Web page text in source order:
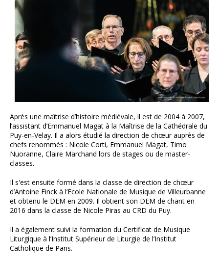
Après une maîtrise d’histoire médiévale, il est de 2004 à 2007,
l’assistant d’Emmanuel Magat à la Maîtrise de la Cathédrale du
Puy-en-Velay. Il a alors étudié la direction de chœur auprès de
chefs renommés : Nicole Corti, Emmanuel Magat, Timo
Nuoranne, Claire Marchand lors de stages ou de master-
classes.
Il s'est ensuite formé dans la classe de direction de chœur
d’Antoine Finck à l’Ecole Nationale de Musique de Villeurbanne
et obtenu le DEM en 2009. Il obtient son DEM de chant en
2016 dans la classe de Nicole Piras au CRD du Puy.
Il a également suivi la formation du Certificat de Musique
Liturgique à l’Institut Supérieur de Liturgie de l’Institut
Catholique de Paris.